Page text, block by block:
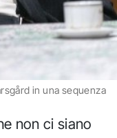
in una sequenza
non ci siano